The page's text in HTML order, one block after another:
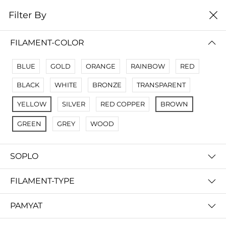
0
No Results
Not Found Filters1
Not Found Filters2
Filter By
FILAMENT-COLOR
BLUE GOLD ORANGE RAINBOW RED
BLACK WHITE BRONZE TRANSPARENT
YELLOW SILVER RED COPPER BROWN
GREEN GREY WOOD
SOPLO
FILAMENT-TYPE
PAMYAT